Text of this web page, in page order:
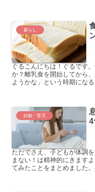
暮らし
ぐるこんにちは！ぐるです
か？離乳食を開始してから
ようかな」という時期にな
妊娠・育児
4
ただでさえ、子どもが体調
まない！は精神的にきます
てみたことをまとめました